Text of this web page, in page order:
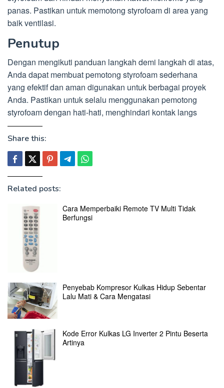
panas. Pastikan untuk memotong styrofoam di area yang
baik ventilasi.
Penutup
Dengan mengikuti panduan langkah demi langkah di atas,
Anda dapat membuat pemotong styrofoam sederhana
yang efektif dan aman digunakan untuk berbagai proyek
Anda. Pastikan untuk selalu menggunakan pemotong
styrofoam dengan hati-hati, menghindari kontak langs
Share this:
Related posts:
Cara Memperbaiki Remote TV Multi Tidak
Berfungsi
Penyebab Kompresor Kulkas Hidup Sebentar
Lalu Mati & Cara Mengatasi
Kode Error Kulkas LG Inverter 2 Pintu Beserta
Artinya